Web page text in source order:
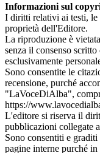
Informazioni sul
I diritti relativi ai testi,
proprietà dell'Editore.
La riproduzione è
senza il consenso
esclusivamente
Sono consentite le
recensione, purché
"LaVoceDiAlba",
https://
L'editore si riserva il
pubblicazioni collegate
Sono consentiti e
pagine interne purché